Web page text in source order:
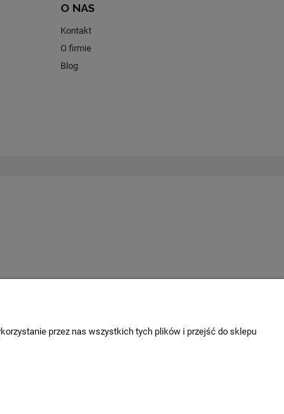
O NAS
Kontakt
O firmie
Blog
przez nas wszystkich tych plików i przejść do sklepu